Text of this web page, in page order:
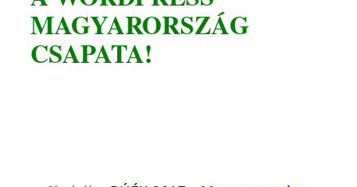
MAGYARORSZÁG
CSAPATA!